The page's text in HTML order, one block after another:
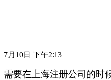
7月10日 下午2:13
需要在上海注册公司的时